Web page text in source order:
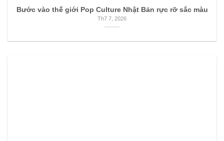
Bước vào thế giới Pop Culture Nhật Bản rực rỡ sắc màu
Th7 7, 2026